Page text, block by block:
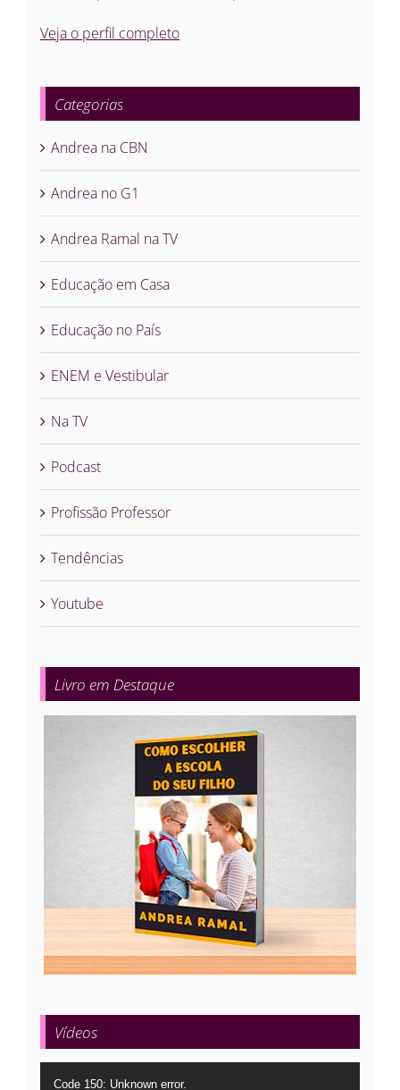
Veja o perfil completo
Categorias
Andrea na CBN
Andrea no G1
Andrea Ramal na TV
Educação em Casa
Educação no País
ENEM e Vestibular
Na TV
Podcast
Profissão Professor
Tendências
Youtube
Livro em Destaque
Vídeos
Tocador
Code 150: Unknown error.